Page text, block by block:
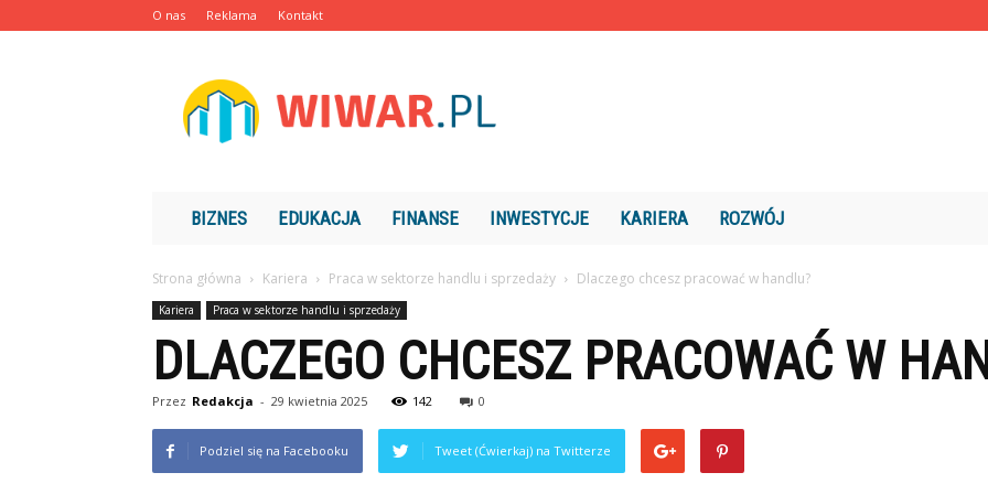
O nas Reklama Kontakt
BIZNES EDUKACJA FINANSE INWESTYCJE KARIERA ROZWÓJ
Strona główna Kariera Praca w sektorze handlu i sprzedaży Dlaczego chcesz pracować w handlu?
Kariera Praca w sektorze handlu i sprzedaży
DLACZEGO CHCESZ PRACOWAĆ W
Przez Redakcja - 29 kwietnia 2025 142 0
Podziel się na Facebooku Tweet (Ćwierkaj) na Twitterze